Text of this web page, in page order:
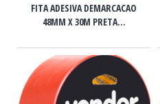
FITA ADESIVA DEMARCACAO
48MM X 30M PRETA...